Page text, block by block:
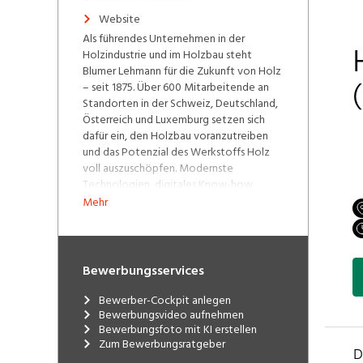
Website
Als führendes Unternehmen in der
Holzindustrie und im Holzbau steht
Blumer Lehmann für die Zukunft von Holz
– seit 1875. Über 600 Mitarbeitende an
Standorten in der Schweiz, Deutschland,
Österreich und Luxemburg setzen sich
dafür ein, den Holzbau voranzutreiben
und das Potenzial des Werkstoffs Holz
voll auszuschöpfen. Modernste
Technologien, digitales Know-how,
innovative Ideen und nachhaltige
Am Hauptsitz in Gossau SG werden im
Schweizer Rundholz im Säge-, Hobel-
und Keilzinkwerk hochwertige
Schnittholzprodukte sowie ökologische
Pellets, Restholzprodukte und Energie
produziert. Ein eigenes Leimwerk
produziert seit 2026 grossformatige
Mehr
Bewerbungsservices
Bewerber-Cockpit anlegen
Bewerbungsvideo aufnehmen
Bewerbungsfoto mit KI erstellen
Zum Bewerbungsratgeber